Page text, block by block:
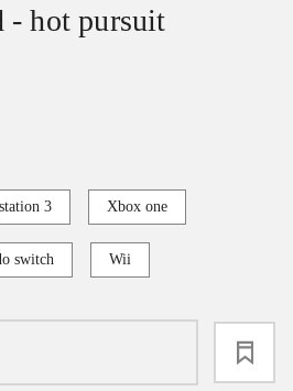
- hot pursuit
3 Xbox one
switch Wii